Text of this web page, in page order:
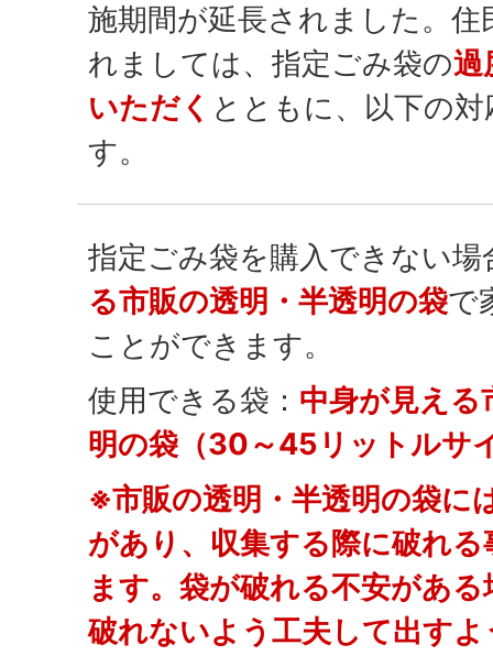
施期間が延長されました。
れましては、指定ごみ袋の過
いただく とともに、以下の
す。
指定ごみ袋を購入できない場
る市販の透明・半透明の袋で
ことができます。
使用できる袋： 中身が見える
明の袋（30～45リットルサ
※市販の透明・半透明の袋に
があり、収集する際に破れ
ます。袋が破れる不安があ
破れないよう工夫して出す